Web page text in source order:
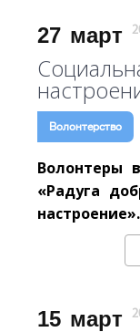
27 март
Волонтерство
Волонтеры
«Радуга
настроение».
15 март